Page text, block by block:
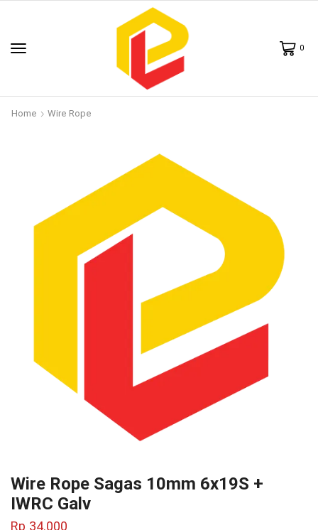
0
Home Wire Rope
Wire Rope Sagas 10mm 6x19S +
IWRC Galv
Rp 34.000